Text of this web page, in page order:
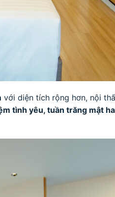
với diện tích rộng hơn, nội
tình yêu, tuần trăng mật